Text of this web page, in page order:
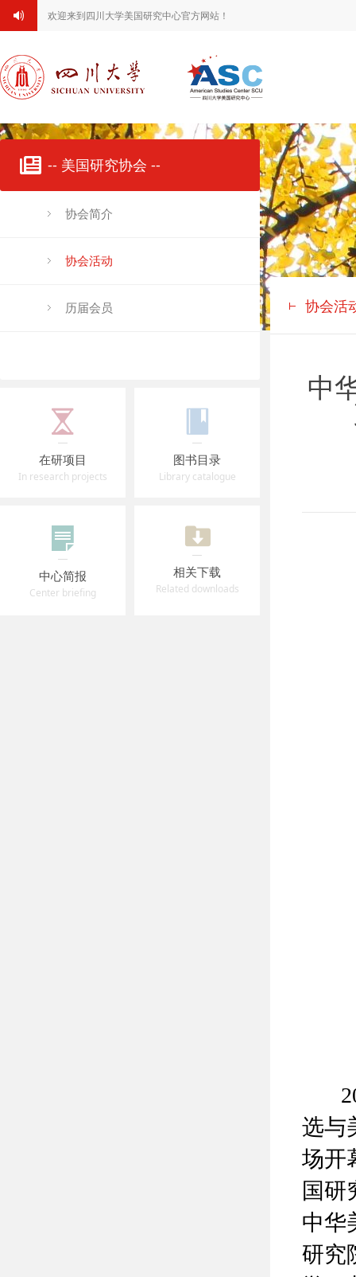
欢迎来到四川大学美国研究中心官方网站！
-- 美国研究协会 --
协会简介
协会活动
历届会员
在研项目
In research projects
图书目录
Library catalogue
中心简报
Center briefing
相关下载
Related downloads
协会活
中
选与
场开
国研
中华
研究